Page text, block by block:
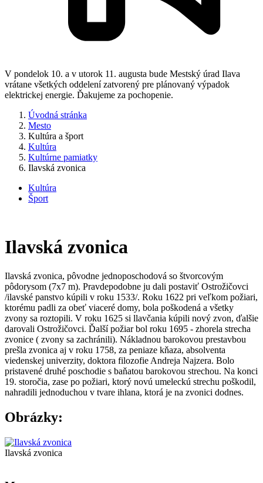
V pondelok 10. a v utorok 11. augusta bude Mestský úrad Ilava
vrátane všetkých oddelení zatvorený pre plánovaný výpadok
elektrickej energie. Ďakujeme za pochopenie.
Úvodná stránka
Mesto
Kultúra a šport
Kultúra
Kultúrne pamiatky
Ilavská zvonica
Kultúra
Šport
Ilavská zvonica
Ilavská zvonica, pôvodne jednoposchodová so štvorcovým
pôdorysom (7x7 m). Pravdepodobne ju dali postaviť Ostrožičovci
/ilavské panstvo kúpili v roku 1533/. Roku 1622 pri veľkom požiari,
ktorému padli za obeť viaceré domy, bola poškodená a všetky
zvony sa roztopili. V roku 1625 si llavčania kúpili nový zvon, ďalšie
darovali Ostrožičovci. Ďalší požiar bol roku 1695 - zhorela strecha
zvonice ( zvony sa zachránili). Nákladnou barokovou prestavbou
prešla zvonica aj v roku 1758, za peniaze kňaza, absolventa
viedenskej univerzity, doktora filozofie Andreja Najzera. Bolo
pristavené druhé poschodie s baňatou barokovou strechou. Na konci
19. storočia, zase po požiari, ktorý novú umeleckú strechu poškodil,
nahradili jednoduchou v tvare ihlana, ktorá je na zvonici dodnes.
Obrázky:
Ilavská zvonica